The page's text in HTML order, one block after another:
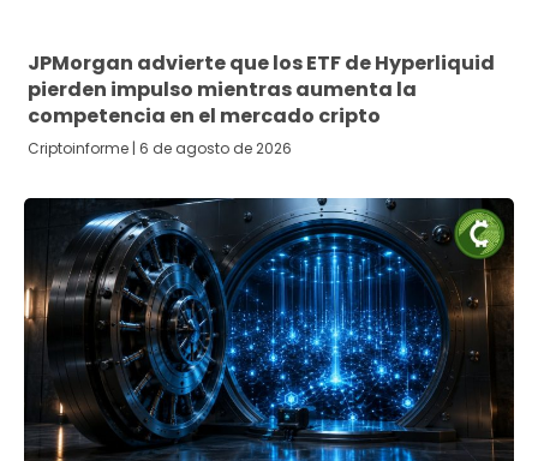
JPMorgan advierte que los ETF de Hyperliquid
pierden impulso mientras aumenta la
competencia en el mercado cripto
Criptoinforme 6 de agosto de 2026